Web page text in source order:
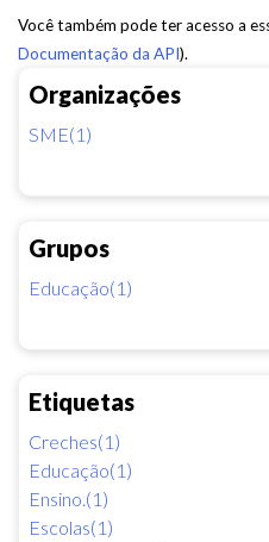
Organizações
SME(1)
Grupos
Educação(1)
Etiquetas
Creches(1)
Educação(1)
Ensino.(1)
Escolas(1)
Você também pode ter acesso a
Documentação da API).